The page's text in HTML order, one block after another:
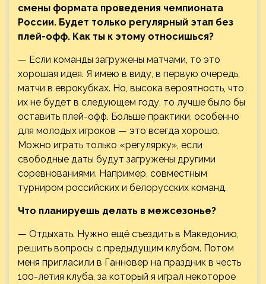
смены формата проведения чемпионата
России. Будет только регулярный этап без
плей-офф. Как ты к этому относишься?
— Если команды загружены матчами, то это
хорошая идея. Я имею в виду, в первую очередь,
матчи в еврокубках. Но, высока вероятность, что
их не будет в следующем году, то лучше было бы
оставить плей-офф. Больше практики, особенно
для молодых игроков — это всегда хорошо.
Можно играть только «регулярку», если
свободные даты будут загружены другими
соревнованиями. Например, совместным
турниром российских и белорусских команд.
Что планируешь делать в межсезонье?
— Отдыхать. Нужно ещё съездить в Македонию,
решить вопросы с предыдущим клубом. Потом
меня пригласили в Ганновер на праздник в честь
100-летия клуба, за который я играл некоторое